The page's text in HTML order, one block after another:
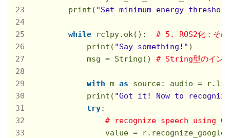
        print(
"Set minimum energy
while rclpy.ok(): # 5. ROS2化：そ
            print(
"Say something!" )
            msg = String()
# String型のイン
with m as source: audio =
            print(
"Got it! Now to
try:
# recognize speech using
value =